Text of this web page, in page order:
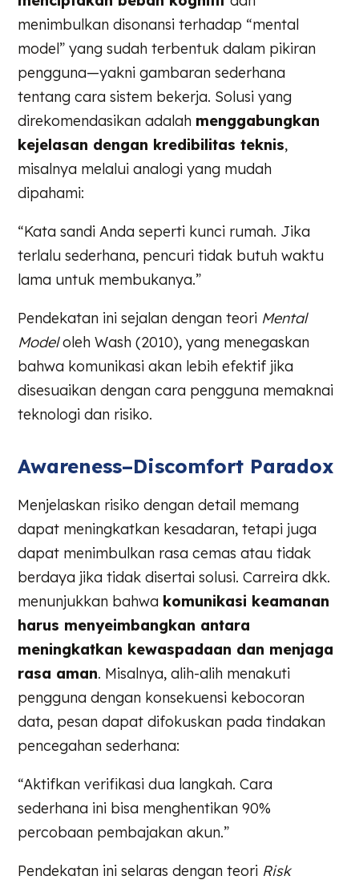
menimbulkan disonansi terhadap “mental
model” yang sudah terbentuk dalam pikiran
pengguna—yakni gambaran sederhana
tentang cara sistem bekerja. Solusi yang
direkomendasikan adalah menggabungkan
kejelasan dengan kredibilitas teknis,
misalnya melalui analogi yang mudah
dipahami:
“Kata sandi Anda seperti kunci rumah. Jika
terlalu sederhana, pencuri tidak butuh waktu
lama untuk membukanya.”
Pendekatan ini sejalan dengan teori Mental
Modeloleh Wash (2010), yang menegaskan
bahwa komunikasi akan lebih efektif jika
disesuaikan dengan cara pengguna memaknai
teknologi dan risiko.
Awareness–Discomfort Paradox
Menjelaskan risiko dengan detail memang
dapat meningkatkan kesadaran, tetapi juga
dapat menimbulkan rasa cemas atau tidak
berdaya jika tidak disertai solusi. Carreira dkk.
menunjukkan bahwa komunikasi keamanan
harus menyeimbangkan antara
meningkatkan kewaspadaan dan menjaga
rasa aman. Misalnya, alih-alih menakuti
pengguna dengan konsekuensi kebocoran
data, pesan dapat difokuskan pada tindakan
pencegahan sederhana:
“Aktifkan verifikasi dua langkah. Cara
sederhana ini bisa menghentikan 90%
percobaan pembajakan akun.”
Pendekatan ini selaras dengan teori Risk